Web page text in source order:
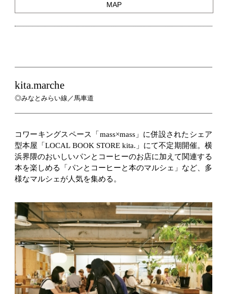
MAP
kita.marche
◎みなとみらい線／馬車道
コワーキングスペース「mass×mass」に併設されたシェア
型本屋「LOCAL BOOK STORE kita.」にて不定期開催。横
浜界隈のおいしいパンとコーヒーのお店に加えて関連する
本を楽しめる「パンとコーヒーと本のマルシェ」など、多
様なマルシェが人気を集める。